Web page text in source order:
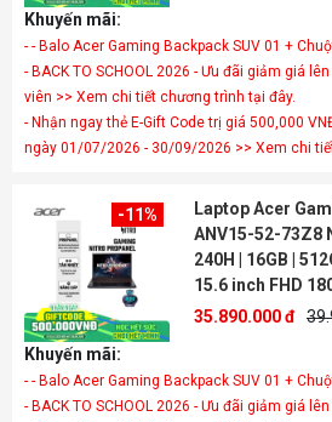
Khuyến mãi:
- - Balo Acer Gaming Backpack SUV 01 +
- BACK TO SCHOOL 2026 - Ưu đãi giảm giá
viên >> Xem chi tiết chương trình tại đây.
- Nhận ngay thẻ E-Gift Code trị giá 500,000
ngày 01/07/2026 - 30/09/2026 >> Xem chi
-11%
Laptop Acer
ANV15-52-73Z8
240H | 16GB |
15.6 inch FHD
35.890.000 đ
Khuyến mãi:
- - Balo Acer Gaming Backpack SUV 01 +
- BACK TO SCHOOL 2026 - Ưu đãi giảm giá